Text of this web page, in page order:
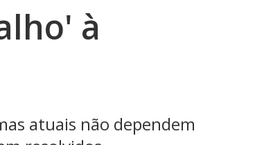
à
atuais não dependem